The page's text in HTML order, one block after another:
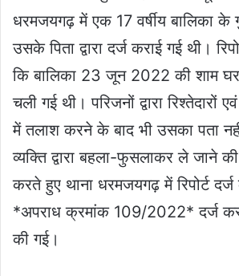
धरमजयगढ़ में एक 17 वर्षीय बालिका के
उसके पिता द्वारा दर्ज कराई गई थी।
कि बालिका 23 जून 2022 की शाम घर
चली गई थी। परिजनों द्वारा रिश्तेदारों
में तलाश करने के बाद भी उसका पता
व्यक्ति द्वारा बहला-फुसलाकर ले जाने
करते हुए थाना धरमजयगढ़ में रिपोर्ट
*अपराध क्रमांक 109/2022* दर्ज कर
की गई।